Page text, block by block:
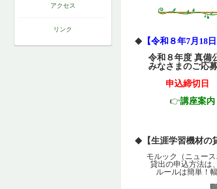
アクセス
リンク
◆ 【令和８年7月18
令和８年度 真備
みなさまのご応募
申込締切日
👉講座案内
◆ 【生涯学習機材
モルック（ニュー
貸出の申込方法は、
ルールは簡単！